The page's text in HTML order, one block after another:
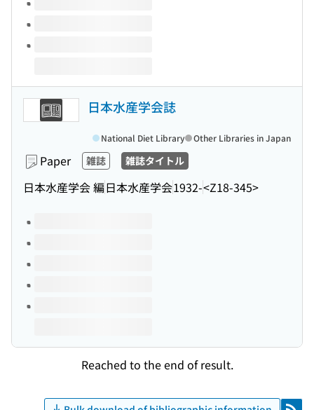
日本水産学会誌
Paper 雑誌 雑誌タイトル
日本水産学会 編日本水産学会1932-<Z18-345>
National Diet Library Other Libraries in Japan
Volumes of this title
Reached to the end of result.